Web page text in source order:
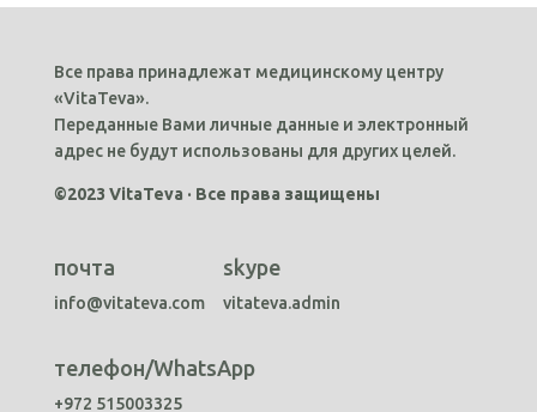
Все права принадлежат медицинскому центру
«VitaTeva».
Переданные Вами личные данные и электронный
адрес не будут использованы для других целей.
©2023 VitaTeva · Все права защищены
почта
info@vitateva.com
skype
vitateva.admin
телефон/WhatsApp
+972 515003325